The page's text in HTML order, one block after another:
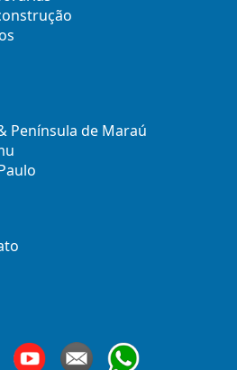
Península de Maraú